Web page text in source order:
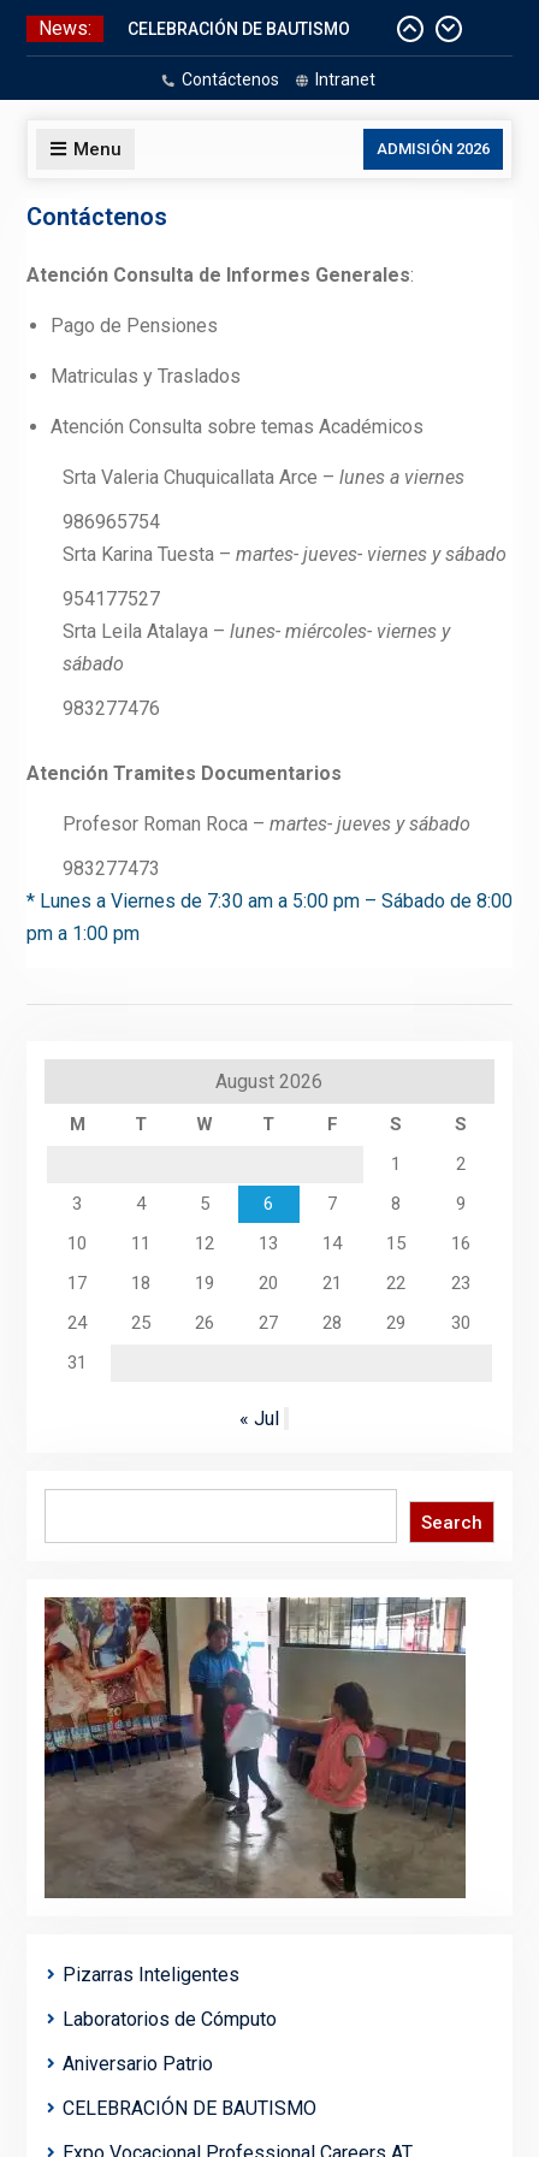
Skip
News:
CELEBRACIÓN DE BAUTISMO
Pizarras Inteligentes
Laboratorios de Cómputo
Contáctenos Intranet
Menu ADMISIÓN 2026
Contáctenos
Atención Consulta de Informes Generales:
Pago de Pensiones
Matriculas y Traslados
Atención Consulta sobre temas Académicos
Srta Valeria Chuquicallata Arce – lunes a viernes
986965754
Srta Karina Tuesta – martes- jueves- viernes y sábado
954177527
Srta Leila Atalaya – lunes- miércoles- viernes y
sábado
983277476
Atención Tramites Documentarios
Profesor Roman Roca – martes- jueves y sábado
983277473
* Lunes a Viernes de 7:30 am a 5:00 pm – Sábado de 8:00
pm a 1:00 pm
August 2026
M T W T F S
S
1
2
3
4 5 6 7 8
9
10
11 12 13 14 15
16
17
18 19 20 21 22
23
24
25 26 27 28 29
30
31
« Jul
Search
Pizarras Inteligentes
Laboratorios de Cómputo
Aniversario Patrio
CELEBRACIÓN DE BAUTISMO